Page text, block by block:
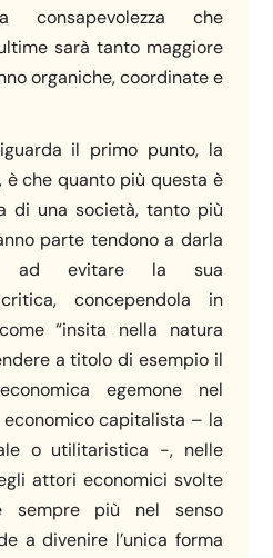
consapevolezza che
sarà tanto maggiore
organiche, coordinate e
il primo punto, la
è che quanto più questa è
di una società, tanto più
parte tendono a darla
ad evitare la sua
critica, concependola in
“insita nella natura
a titolo di esempio il
egemone nel
capitalista – la
o utilitaristica -, nelle
attori economici svolte
sempre più nel senso
a divenire l’unica forma